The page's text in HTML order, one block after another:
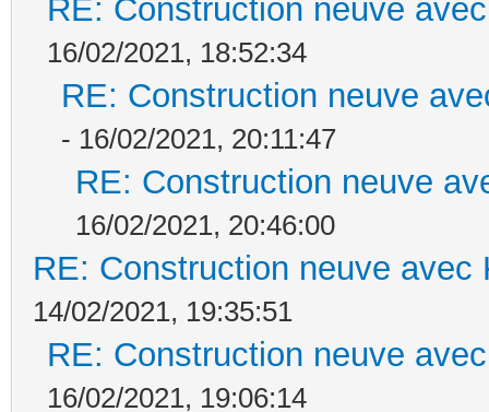
RE: Construction neuve
16/02/2021, 18:52:34
RE: Construction neuve
- 16/02/2021, 20:11:47
RE: Construction neuve
16/02/2021, 20:46:00
RE: Construction neuve avec
14/02/2021, 19:35:51
RE: Construction neuve
16/02/2021, 19:06:14